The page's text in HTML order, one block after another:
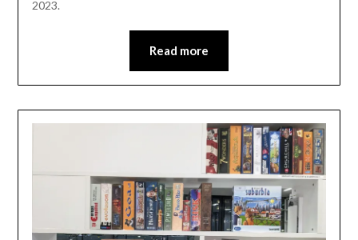
2023.
Read more